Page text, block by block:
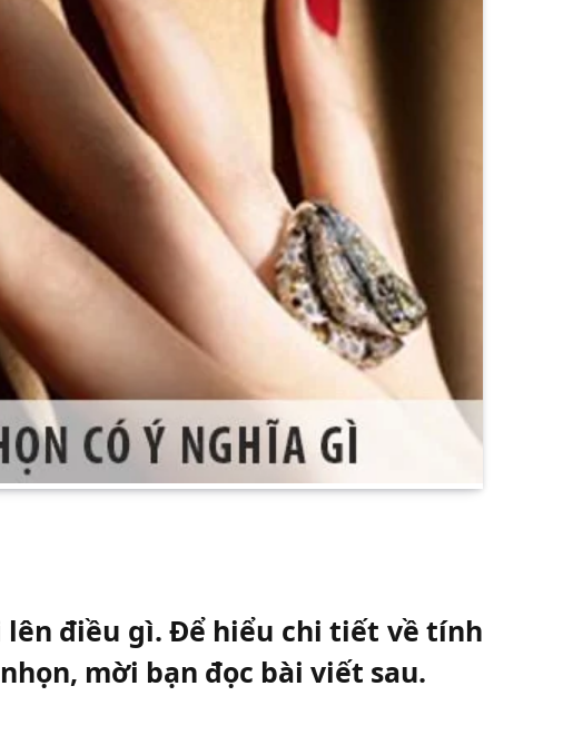
điều gì. Để hiểu chi tiết về tính
mời bạn đọc bài viết sau.